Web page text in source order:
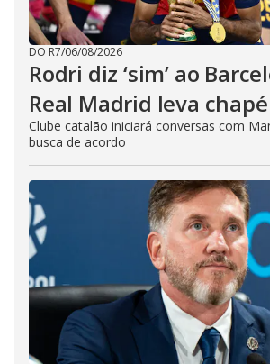
DO R7/06/08/2026
Rodri diz ‘sim’ ao
Real Madrid leva
Clube catalão iniciará conversas com
busca de acordo